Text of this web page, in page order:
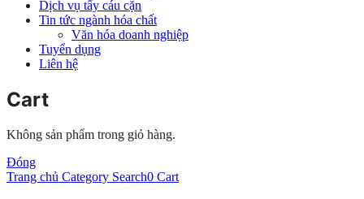
Dịch vụ tẩy cáu cặn
Tin tức ngành hóa chất
Văn hóa doanh nghiệp
Tuyển dụng
Liên hệ
Cart
Không sản phẩm trong giỏ hàng.
Đóng
Trang chủ Category Search0 Cart